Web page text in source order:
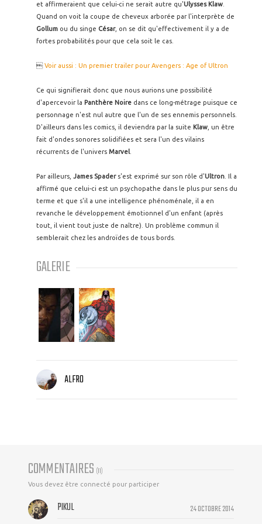
et affirmeraient que celui-ci ne serait autre qu'Ulysses Klaw
Quand on voit la coupe de cheveux arborée par l'interprète de
Gollum ou du singe César, on se dit qu'effectivement il y a de
fortes probabilités pour que cela soit le cas.
 Voir aussi : Un premier trailer pour Avengers : Age of Ultron
Ce qui signifierait donc que nous aurions une possibilité
d'apercevoir la Panthère Noire dans ce long-métrage puisque ce
personnage n'est nul autre que l'un de ses ennemis personnels.
D'ailleurs dans les comics, il deviendra par la suite Klaw , un être
fait d'ondes sonores solidifiées et sera l'un des vilains
récurrents de l'univers Marvel
Par ailleurs, James Spaders'est exprimé sur son rôle d'Ultron . Il a
affirmé que celui-ci est un psychopathe dans le plus pur sens du
terme et que s'il a une intelligence phénoménale, il a en
revanche le développement émotionnel d'un enfant (après
tout, il vient tout juste de naître). Un problème commun il
semblerait chez les androïdes de tous bords.
GALERIE
ALFRO
COMMENTAIRES (11)
Vous devez être connecté pour participer
24 OCTOBRE 2014
PIKUL